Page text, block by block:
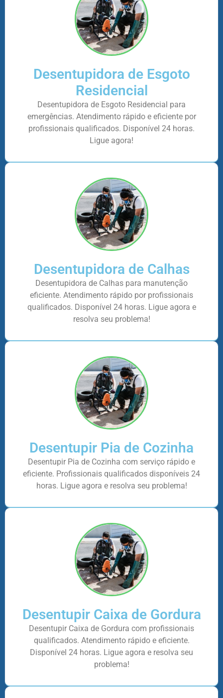
Desentupidora de Esgoto
Residencial
Desentupidora de Esgoto Residencial para
emergências. Atendimento rápido e eficiente por
profissionais qualificados. Disponível 24 horas.
Ligue agora!
Desentupidora de Calhas
Desentupidora de Calhas para manutenção
eficiente. Atendimento rápido por profissionais
qualificados. Disponível 24 horas. Ligue agora e
resolva seu problema!
Desentupir Pia de Cozinha
Desentupir Pia de Cozinha com serviço rápido e
eficiente. Profissionais qualificados disponíveis 24
horas. Ligue agora e resolva seu problema!
Desentupir Caixa de Gordura
Desentupir Caixa de Gordura com profissionais
qualificados. Atendimento rápido e eficiente.
Disponível 24 horas. Ligue agora e resolva seu
problema!